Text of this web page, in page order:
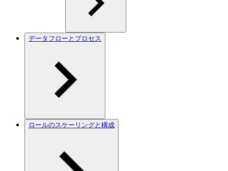
データフローとプロセス
ロールのスケーリングと構成